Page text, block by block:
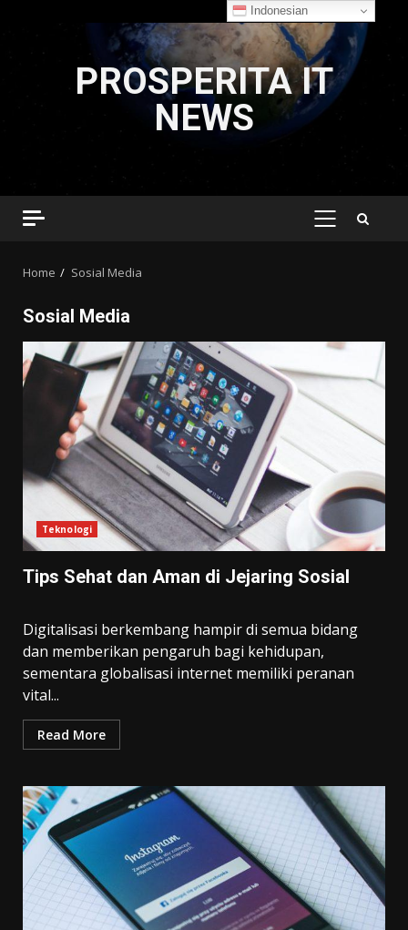
PROSPERITA IT
NEWS
PRIMARY
Home Sosial Media
Sosial Media
Teknologi
Tips Sehat dan Aman di Jejaring Sosial
Digitalisasi berkembang hampir di semua bidang
dan memberikan pengaruh bagi kehidupan,
sementara globalisasi internet memiliki peranan
vital...
Read More
Indonesian